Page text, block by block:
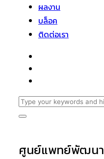
ผลงาน
บล็อค
ติดต่อเรา
ศูนย์แพทย์พัฒนา